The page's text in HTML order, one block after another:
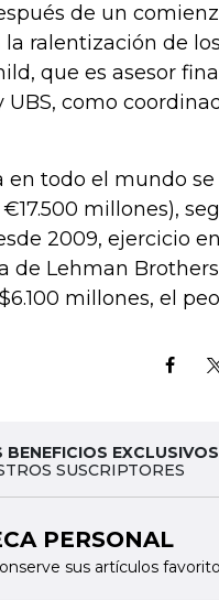
de un
ralentización de
que es asesor
como
en todo el mundo
millones),
2009, ejercicio
de Lehman
millones, el
SUSCRIPTORES
PERSONAL
sus artículos